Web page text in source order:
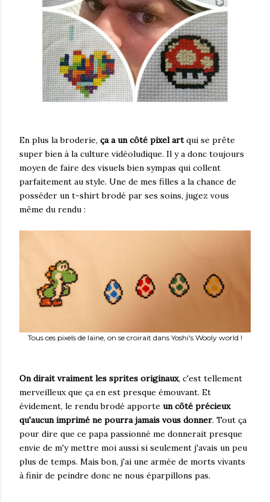
En plus la broderie, ça a un côté pixel artqui se prête
super bien à la culture vidéoludique. Il y a donc toujours
moyen de faire des visuels bien sympas qui collent
parfaitement au style. Une de mes filles a la chance de
posséder un t-shirt brodé par ses soins, jugez vous
même du rendu :
Tous ces pixels de laine, on se croirait dans Yoshi's Wooly world !
On dirait vraiment les sprites originaux, c'est tellement
merveilleux que ça en est presque émouvant. Et
évidement, le rendu brodé apporte un côté précieux
qu'aucun imprimé ne pourra jamais vous donner. Tout ça
pour dire que ce papa passionné me donnerait presque
envie de m'y mettre moi aussi si seulement j'avais un peu
plus de temps. Mais bon, j'ai une armée de morts vivants
à finir de peindre donc ne nous éparpillons pas.